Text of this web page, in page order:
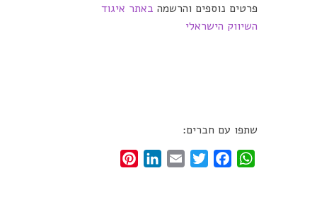
פרטים נוספים והרשמה באתר איגוד
השיווק הישראלי
שתפו עם חברים:
WhatsApp
Facebook
Twitter
Email
LinkedIn